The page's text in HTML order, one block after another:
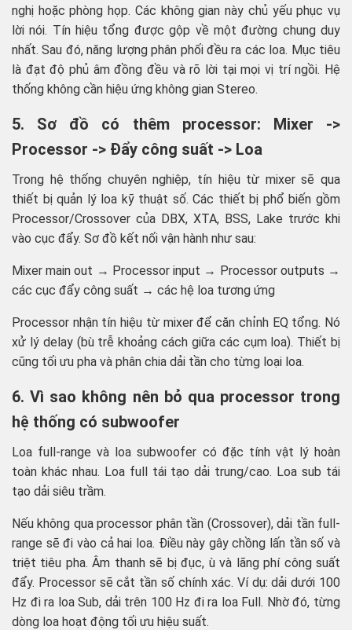
nghị hoặc phòng họp. Các không gian này chủ yếu phục vụ
lời nói. Tín hiệu tổng được gộp về một đường chung duy
nhất. Sau đó, năng lượng phân phối đều ra các loa. Mục tiêu
là đạt độ phủ âm đồng đều và rõ lời tại mọi vị trí ngồi. Hệ
thống không cần hiệu ứng không gian Stereo.
5. Sơ đồ có thêm processor: Mixer ->
Processor -> Đẩy công suất -> Loa
Trong hệ thống chuyên nghiệp, tín hiệu từ mixer sẽ qua
thiết bị quản lý loa kỹ thuật số. Các thiết bị phổ biến gồm
Processor/Crossover của DBX, XTA, BSS, Lake trước khi
vào cục đẩy. Sơ đồ kết nối vận hành như sau:
Mixer main out → Processor input → Processor outputs →
các cục đẩy công suất → các hệ loa tương ứng
Processor nhận tín hiệu từ mixer để căn chỉnh EQ tổng. Nó
xử lý delay (bù trễ khoảng cách giữa các cụm loa). Thiết bị
cũng tối ưu pha và phân chia dải tần cho từng loại loa.
6. Vì sao không nên bỏ qua processor trong
hệ thống có subwoofer
Loa full-range và loa subwoofer có đặc tính vật lý hoàn
toàn khác nhau. Loa full tái tạo dải trung/cao. Loa sub tái
tạo dải siêu trầm.
Nếu không qua processor phân tần (Crossover), dải tần full-
range sẽ đi vào cả hai loa. Điều này gây chồng lấn tần số và
triệt tiêu pha. Âm thanh sẽ bị đục, ù và lãng phí công suất
đẩy. Processor sẽ cắt tần số chính xác. Ví dụ: dải dưới 100
Hz đi ra loa Sub, dải trên 100 Hz đi ra loa Full. Nhờ đó, từng
dòng loa hoạt động tối ưu hiệu suất.